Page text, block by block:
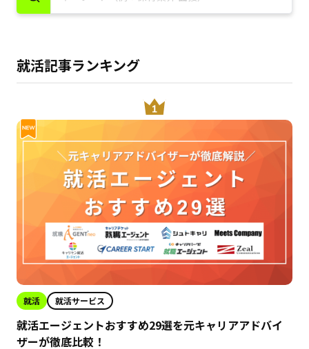
就活記事ランキング
就活 就活サービス
就活エージェントおすすめ29選を元キャリアアドバイ
ザーが徹底比較！